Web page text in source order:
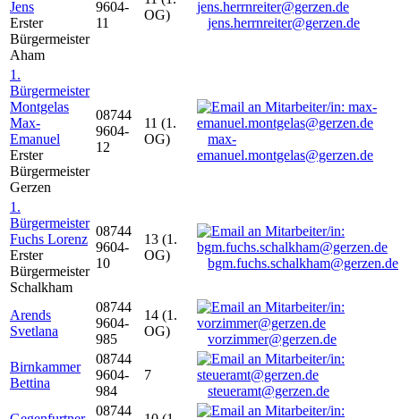
Jens
Erster
Bürgermeister
Aham
9604-
11
OG)
jens.herrnreiter@gerzen.de
1.
Bürgermeister
Montgelas
Max-
Emanuel
Erster
Bürgermeister
Gerzen
08744
9604-
12
11 (1.
OG)
max-
emanuel.montgelas@gerzen.de
1.
Bürgermeister
Fuchs Lorenz
Erster
Bürgermeister
Schalkham
08744
9604-
10
13 (1.
OG)
bgm.fuchs.schalkham@gerzen.de
Arends
Svetlana
08744
9604-
985
14 (1.
OG)
vorzimmer@gerzen.de
Birnkammer
Bettina
08744
9604-
984
7
steueramt@gerzen.de
08744